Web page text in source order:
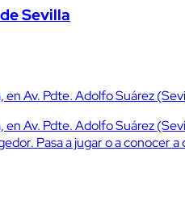
Sevilla
Av. Pdte. Adolfo Suárez
Av. Pdte. Adolfo Suárez
Pasa a jugar o a conocer a